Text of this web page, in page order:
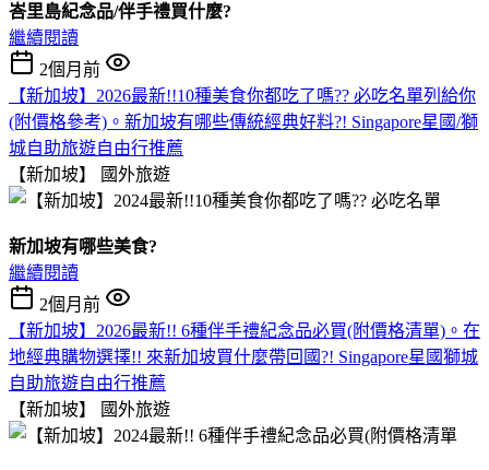
峇里島紀念品/伴手禮買什麼?
繼續閱讀
2個月前
【新加坡】2026最新!!10種美食你都吃了嗎?? 必吃名單列給你
(附價格參考)。新加坡有哪些傳統經典好料?! Singapore星國/獅
城自助旅遊自由行推薦
【新加坡】
國外旅遊
新加坡有哪些美食?
繼續閱讀
2個月前
【新加坡】2026最新!! 6種伴手禮紀念品必買(附價格清單)。在
地經典購物選擇!! 來新加坡買什麼帶回國?! Singapore星國獅城
自助旅遊自由行推薦
【新加坡】
國外旅遊